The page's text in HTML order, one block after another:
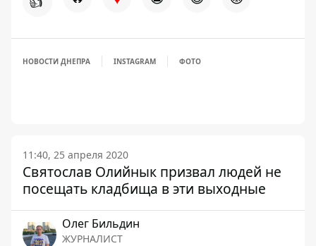
НОВОСТИ ДНЕПРА INSTAGRAM ФОТО
11:40, 25 апреля 2020
Святослав Олийнык призвал людей не
посещать кладбища в эти выходные
Олег Бильдин
ЖУРНАЛИСТ